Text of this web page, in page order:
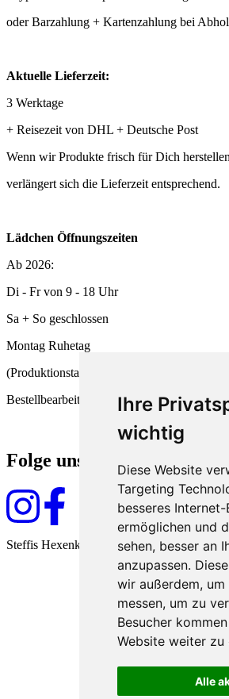
Ihre
wichtig
Diese Website
Targeting
besseres
ermöglichen und
sehen, besser an
anzupassen.
wir außerdem, um
messen, um zu
Besucher
Website weiter zu
Alle
oder Barzahlung + Kartenzahlung bei
Aktuelle Lieferzeit:
3 Werktage
+ Reisezeit von DHL + Deutsche Post
Wenn wir Produkte frisch für Dich
verlängert sich die Lieferzeit entsprechend.
Lädchen Öffnungszeiten
Ab 2026:
Di - Fr von 9 - 18 Uhr
Sa + So geschlossen
Montag Ruhetag
(Produktionstag und
Bestellbearbeitung)
Folge uns
Steffis Hexenküche seit 2009